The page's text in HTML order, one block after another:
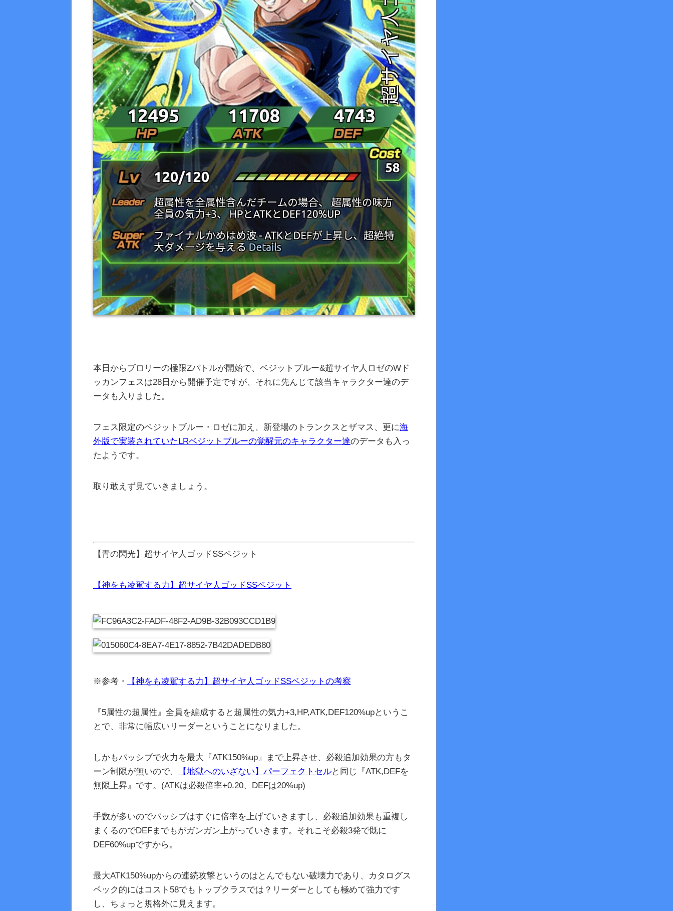
本日からブロリーの極限Zバトルが開始で、ベジットブルー&超サイヤ人ロゼのWド
ッカンフェスは28日から開催予定ですが、それに先んじて該当キャラクター達のデ
ータも入りました。
フェス限定のベジットブルー・ロゼに加え、新登場のトランクスとザマス、更に海
外版で実装されていたLRベジットブルーの覚醒元のキャラクター達のデータも入っ
たようです。
取り敢えず見ていきましょう。
【青の閃光】超サイヤ人ゴッドSSベジット
【神をも凌駕する力】超サイヤ人ゴッドSSベジット
※参考・ 【神をも凌駕する力】超サイヤ人ゴッドSSベジットの考察
『5属性の超属性』全員を編成すると超属性の気力+3,HP,ATK,DEF120%upというこ
とで、非常に幅広いリーダーということになりました。
しかもパッシブで火力を最大『ATK150%up』まで上昇させ、必殺追加効果の方もタ
ーン制限が無いので、
【地獄へのいざない】パーフェクトセルと同じ『ATK,DEFを
無限上昇』です。(ATKは必殺倍率+0.20、DEFは20%up)
手数が多いのでパッシブはすぐに倍率を上げていきますし、必殺追加効果も重複し
まくるのでDEFまでもがガンガン上がっていきます。それこそ必殺3発で既に
DEF60%upですから。
最大ATK150%upからの連続攻撃というのはとんでもない破壊力であり、カタログス
ペック的にはコスト58でもトップクラスでは？リーダーとしても極めて強力です
し、ちょっと規格外に見えます。